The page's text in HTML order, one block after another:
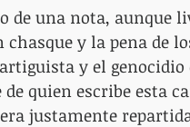
de una nota, aunque
chasque y la pena de
y el
quien escribe esta
justamente